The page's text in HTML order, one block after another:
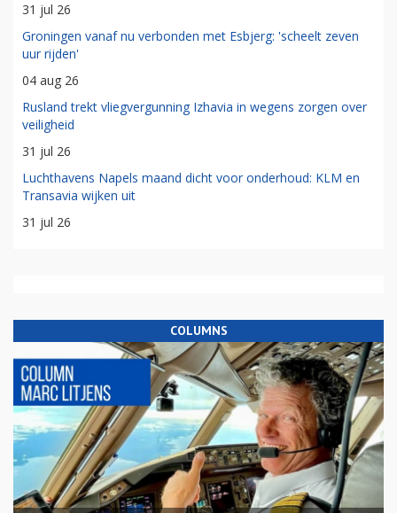
31 jul 26
Groningen vanaf nu verbonden met Esbjerg: 'scheelt zeven
uur rijden'
04 aug 26
Rusland trekt vliegvergunning Izhavia in wegens zorgen over
veiligheid
31 jul 26
Luchthavens Napels maand dicht voor onderhoud: KLM en
Transavia wijken uit
31 jul 26
COLUMNS